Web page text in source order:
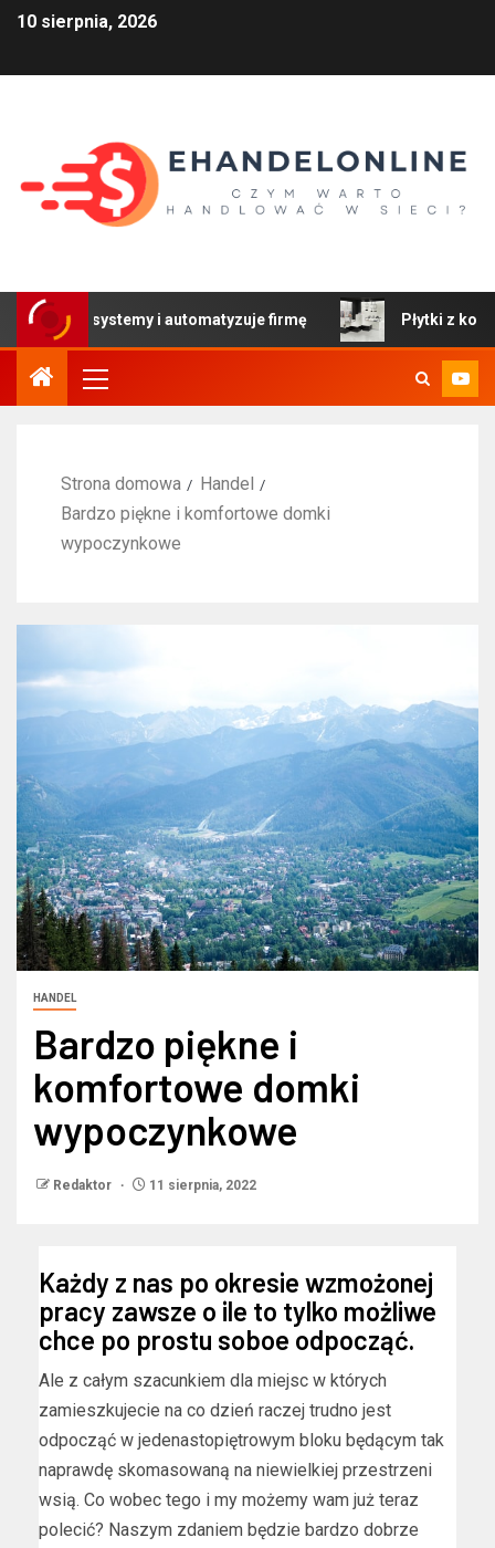
10 sierpnia, 2026
systemy i automatyzuje firmę Płytki z kolekcji
Strona domowa
Handel
Bardzo piękne i komfortowe domki
wypoczynkowe
HANDEL
Bardzo piękne i
komfortowe domki
wypoczynkowe
Redaktor 11 sierpnia, 2022
Każdy z nas po okresie wzmożonej
pracy zawsze o ile to tylko możliwe
chce po prostu soboe odpocząć.
Ale z całym szacunkiem dla miejsc w których
zamieszkujecie na co dzień raczej trudno jest
odpocząć w jedenastopiętrowym bloku będącym tak
naprawdę skomasowaną na niewielkiej przestrzeni
wsią. Co wobec tego i my możemy wam już teraz
polecić? Naszym zdaniem będzie bardzo dobrze